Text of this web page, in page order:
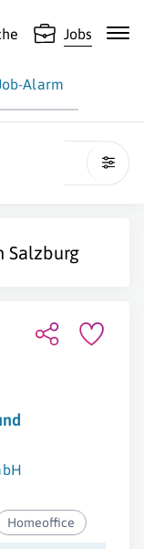
Jobs
Alarm
Salzburg
Homeoffice